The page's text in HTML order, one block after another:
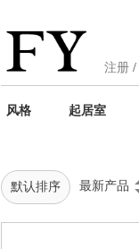
注册 /
风格 起居室
默认排序 最新产品